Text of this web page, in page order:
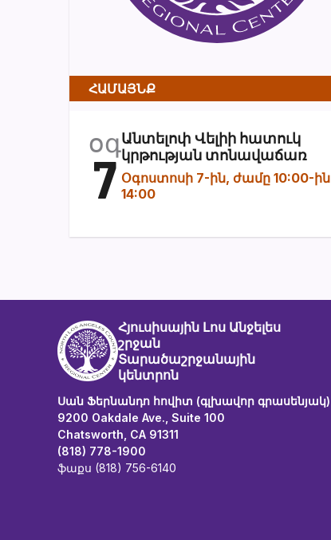
ՀԱՄԱՅՆՔ
օգ
7
Անտելոփ Վելիի հատուկ
կրթության տոնավաճառ
Օգոստոսի 7-ին, ժամը 10:00-ին
14:00
Հյուսիսային Լոս Անջելես
շրջան
Տարածաշրջանային
կենտրոն
Սան Ֆերնանդո հովիտ (գլխավոր գրասենյակ)
9200 Oakdale Ave., Suite 100
Chatsworth, CA 91311
(818) 778-1900
ֆաքս (818) 756-6140